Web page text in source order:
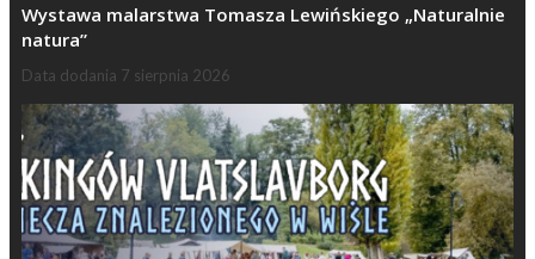
Wystawa malarstwa Tomasza Lewińskiego „Naturalnie
natura”
Data dodania 7 sierpnia 2026